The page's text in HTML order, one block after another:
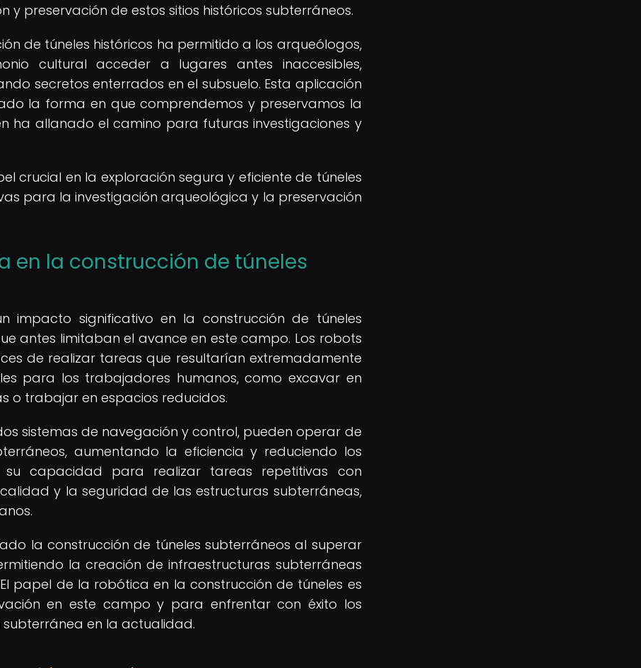
preservación de estos sitios históricos subterráneos.
de túneles históricos ha permitido a los arqueólogos,
cultural acceder a lugares antes inaccesibles,
secretos enterrados en el subsuelo. Esta aplicación
la forma en que comprendemos y preservamos la
ha allanado el camino para futuras investigaciones y
crucial en la exploración segura y eficiente de túneles
para la investigación arqueológica y la preservación
en la construcción de túneles
impacto significativo en la construcción de túneles
antes limitaban el avance en este campo. Los robots
de realizar tareas que resultarían extremadamente
para los trabajadores humanos, como excavar en
o trabajar en espacios reducidos.
sistemas de navegación y control, pueden operar de
aumentando la eficiencia y reduciendo los
su capacidad para realizar tareas repetitivas con
y la seguridad de las estructuras subterráneas,
la construcción de túneles subterráneos al superar
la creación de infraestructuras subterráneas
papel de la robótica en la construcción de túneles es
en este campo y para enfrentar con éxito los
en la actualidad.